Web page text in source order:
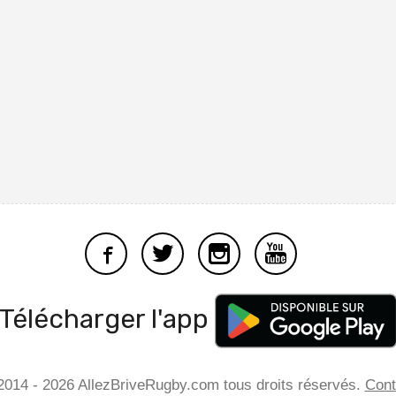
l'app
- 2026 AllezBriveRugby.com tous droits réservés.